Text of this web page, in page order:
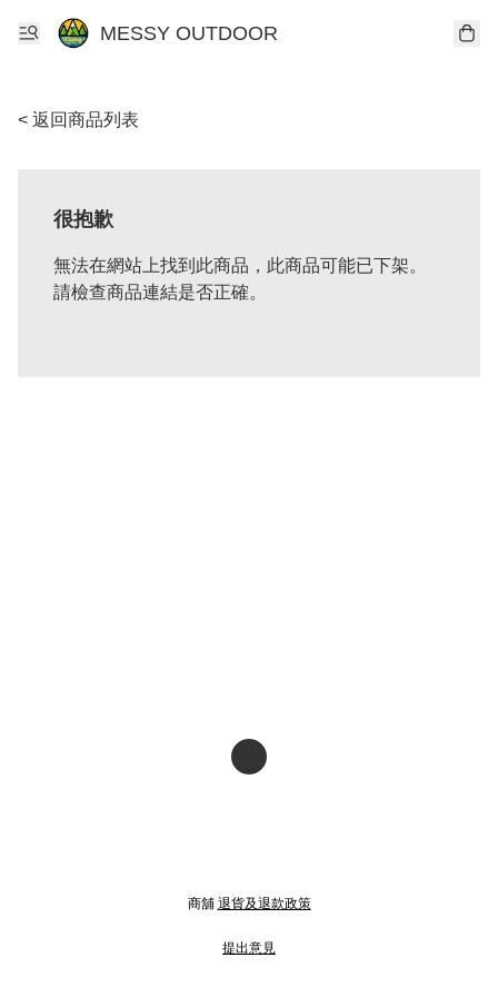
MESSY OUTDOOR
< 返回商品列表
很抱歉
無法在網站上找到此商品，此商品可能已下架。
請檢查商品連結是否正確。
商舖 退貨及退款政策
提出意見